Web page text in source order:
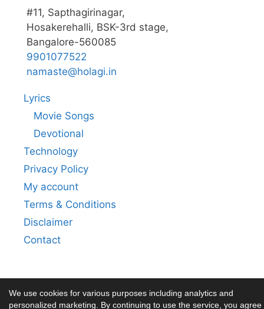
#11, Sapthagirinagar,
Hosakerehalli, BSK-3rd stage,
Bangalore-560085
9901077522
namaste@holagi.in
Lyrics
Movie Songs
Devotional
Technology
Privacy Policy
My account
Terms & Conditions
Disclaimer
Contact
We use cookies for various purposes including analytics and
personalized marketing. By continuing to use the service, you agree